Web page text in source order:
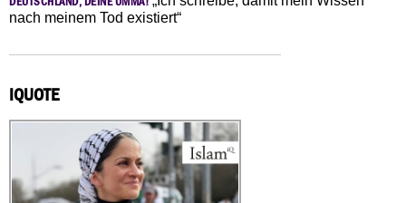
nach meinem Tod existiert“
IQUOTE